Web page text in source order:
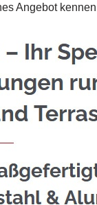
Angebot